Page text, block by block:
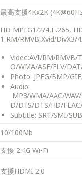
最高支援4Kx2K
HD MPEG1/2/4,H.265,
1,RM/RMVB,Xvid/DivX3/
Video:AVI/RM/RMVB/
O/WMA/ASF/FLV/
Photo: JPEG/BMP/
Audio:
MP3/WMA/AAC/
D/DTS/DTS/HD/
Subtitle: SRT/SMI/
10/100Mb
支援 2.4G Wi-Fi
支援HDMI 2.0